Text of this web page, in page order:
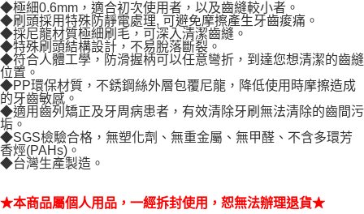
◆極細0.6mm，適合初次使用者，以及齒縫較小者。
◆刷頭採用特殊防靜電處理, 可避免摩擦產生牙齒痠痛。
◆採尼龍材質極細刷毛，可深入清潔齒縫。
◆特殊刷頭結構設計，不易脫落斷裂。
◆符合人體工學，防滑握柄可以任意彎折，到達您想清潔的齒縫
位置。
◆PP環保材質，不銹鋼絲外層包覆尼龍，降低使用時摩擦造成
的牙齒敏感。
◆適用齒列矯正及牙周病患者，有效清除牙刷無法清除的齒間污
垢。
◆SGS檢驗合格，無塑化劑、無重金屬、無甲醛、不含多環芳
香烴(PAHs)。
◆台灣生產製造。
★本商品屬個人用品，一經拆封使用，恕無法辦理退貨★